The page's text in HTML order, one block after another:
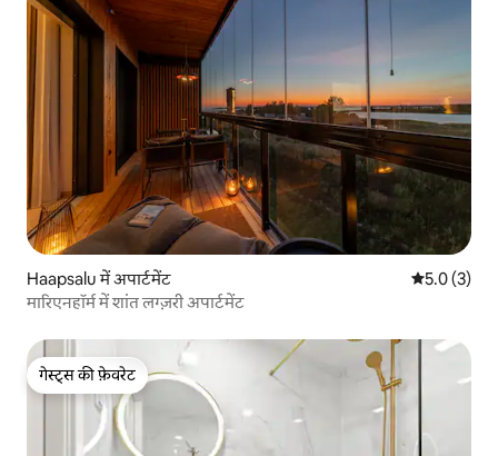
Haapsalu में अपार्टमेंट औसत रेटिंग 5
5.0 (3)
मारिएनहॉर्म में शांत लग्ज़री अपार्टमेंट
गेस्ट्स की फ़ेवरेट
गेस्ट्स की फ़ेवरेट